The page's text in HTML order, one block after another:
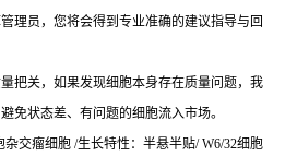
理员，您将会得到专业准确的建议指导与回
把关，如果发现细胞本身存在质量问题，我
免状态差、有问题的细胞流入市场。
杂交瘤细胞 /生长特性：半悬半贴/ W6/32细胞